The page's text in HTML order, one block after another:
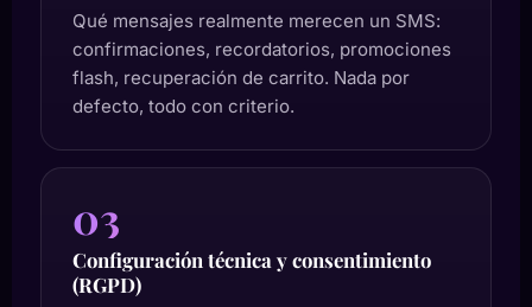
Qué mensajes realmente merecen un SMS:
confirmaciones, recordatorios, promociones
flash, recuperación de carrito. Nada por
defecto, todo con criterio.
03
Configuración técnica y consentimiento
(RGPD)